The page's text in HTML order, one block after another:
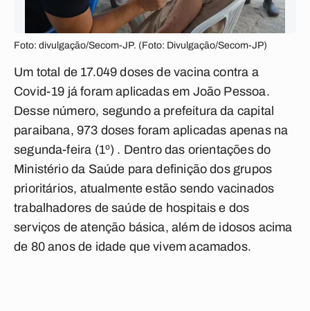
Foto: divulgação/Secom-JP. (Foto: Divulgação/Secom-JP)
Um total de 17.049 doses de vacina contra a
Covid-19 já foram aplicadas em João Pessoa.
Desse número, segundo a prefeitura da capital
paraibana, 973 doses foram aplicadas apenas na
segunda-feira (1º) . Dentro das orientações do
Ministério da Saúde para definição dos grupos
prioritários, atualmente estão sendo vacinados
trabalhadores de saúde de hospitais e dos
serviços de atenção básica, além de idosos acima
de 80 anos de idade que vivem acamados.